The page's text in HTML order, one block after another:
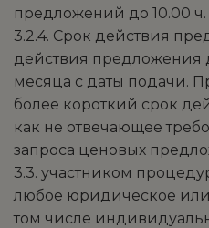
предложений до 10.00 ч.
3.2.4. Срок действия
действия предложения
месяца с даты подачи.
более короткий срок
как не отвечающее
запроса ценовых
3.3. участником
любое юридическое
том числе